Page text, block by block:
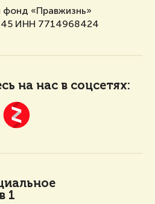
фонд «Правжизнь»
ИНН 7714968424
на нас в соцсетях:
1